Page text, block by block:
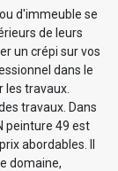
d'immeuble se
de leurs
un crépi sur vos
dans le
travaux.
travaux. Dans
peinture 49 est
abordables. Il
domaine,